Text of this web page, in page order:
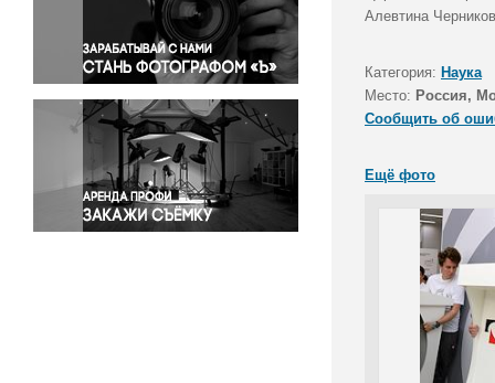
Правосудие
Происшествия и конфликты
Религия
Светская жизнь
Спорт
Экология
Экономика и бизнес
Алевтина
Категория: Наука
Место: Россия,
Сообщить об
Ещё фото